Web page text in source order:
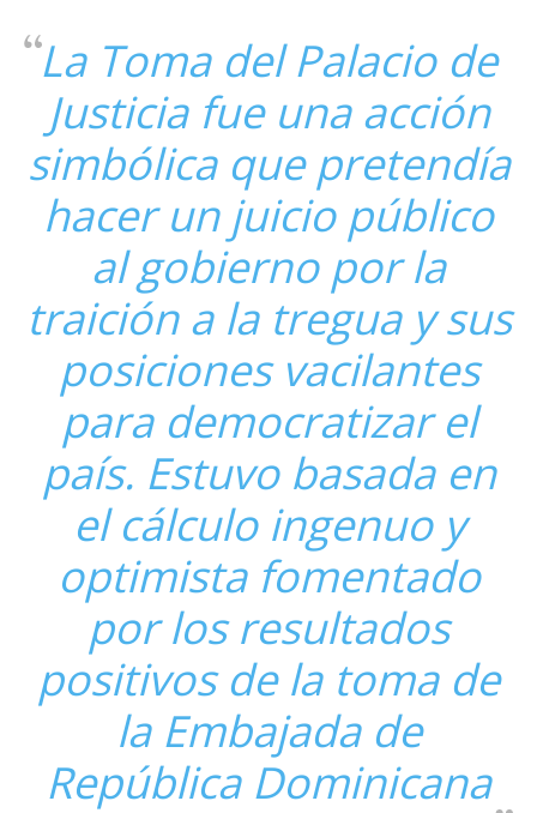
La Toma del Palacio de
Justicia fue una acción
simbólica que pretendía
hacer un juicio público
al gobierno por la
traición a la tregua y sus
posiciones vacilantes
para democratizar el
país. Estuvo basada en
el cálculo ingenuo y
optimista fomentado
por los resultados
positivos de la toma de
la Embajada de
República Dominicana